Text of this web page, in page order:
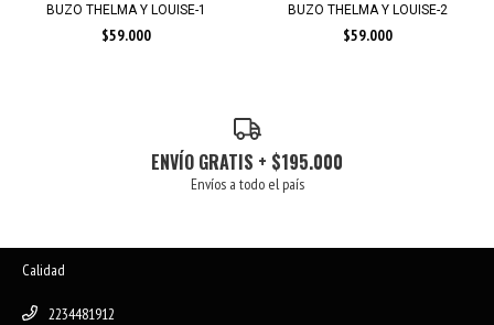
BUZO THELMA Y LOUISE-1
$59.000
BUZO THELMA Y LOUISE-2
$59.000
ENVÍO GRATIS + $195.000
Envíos a todo el país
Calidad
2234481912